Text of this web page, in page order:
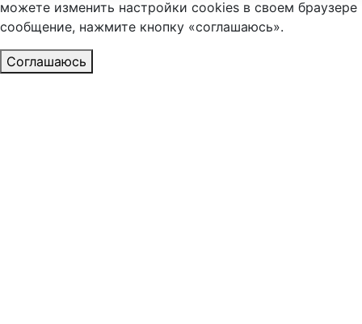
можете изменить настройки cookies в своем
сообщение, нажмите кнопку «соглашаюсь».
Соглашаюсь